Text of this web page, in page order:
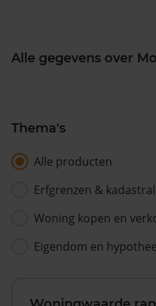
Alle gegevens over
Thema's
Alle producten
Erfgrenzen &
Woning kopen en
Eigendom en